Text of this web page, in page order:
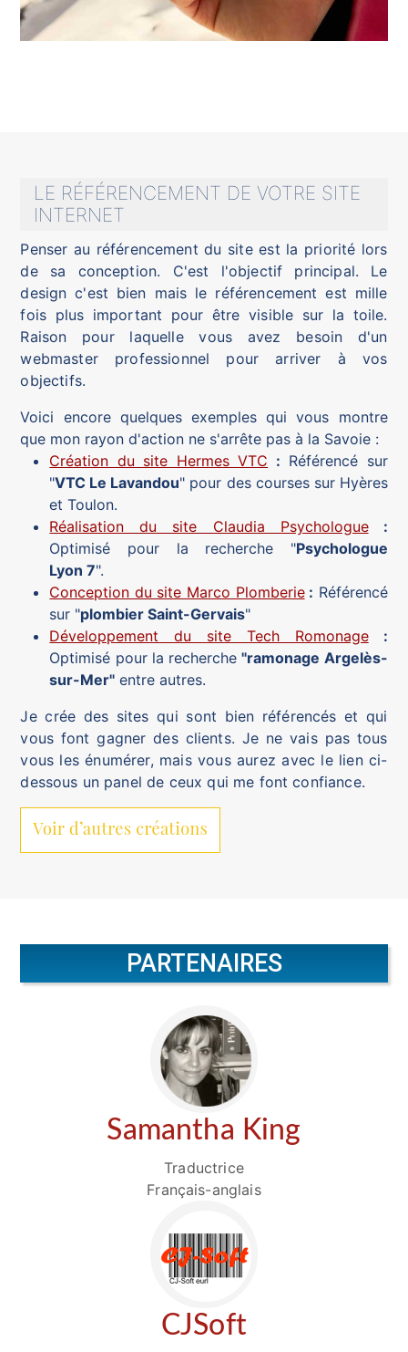
LE RÉFÉRENCEMENT DE VOTRE SITE
INTERNET
Penser au référencement du site est la priorité lors
de sa conception. C'est l'objectif principal. Le
design c'est bien mais le référencement est mille
fois plus important pour être visible sur la toile.
Raison pour laquelle vous avez besoin d'un
webmaster professionnel pour arriver à vos
objectifs.
Voici encore quelques exemples qui vous montre
que mon rayon d'action ne s'arrête pas à la Savoie :
Création du site Hermes VTC : Référencé sur
"VTC Le Lavandou" pour des courses sur Hyères
et Toulon.
Réalisation du site Claudia Psychologue:
Optimisé pour la recherche "Psychologue
Lyon 7".
Conception du site Marco Plomberie: Référencé
sur "plombier Saint-Gervais"
Développement du site Tech Romonage:
Optimisé pour la recherche"ramonage Argelès-
sur-Mer" entre autres.
Je crée des sites qui sont bien référencés et qui
vous font gagner des clients. Je ne vais pas tous
vous les énumérer, mais vous aurez avec le lien ci-
dessous un panel de ceux qui me font confiance.
PARTENAIRES
Samantha King
Traductrice
Français-anglais
CJSoft